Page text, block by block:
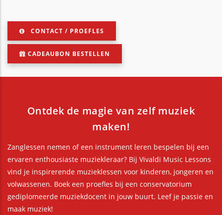
CONTACT / PROEFLES
CADEAUBON BESTELLEN
Ontdek de magie van zelf muziek
maken!
Zanglessen nemen of een instrument leren bespelen bij een
ervaren enthousiaste muziekleraar? Bij Vivaldi Music Lessons
vind je inspirerende muzieklessen voor kinderen, jongeren en
volwassenen. Boek een proefles bij een conservatorium
gediplomeerde muziekdocent in jouw buurt. Leef je passie en
maak muziek!